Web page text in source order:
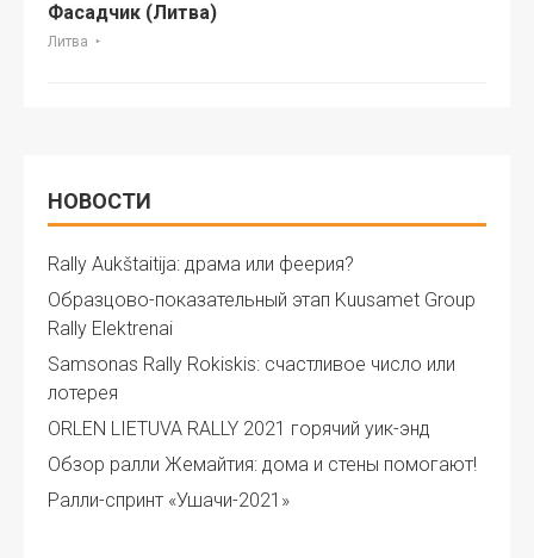
Фасадчик (Литва)
Литва
НОВОСТИ
Rally Aukštaitija: драма или феерия?
Образцово-показательный этап Kuusamet Group
Rally Elektrenai
Samsonas Rally Rokiskis: счастливое число или
лотерея
ORLEN LIETUVA RALLY 2021 горячий уик-энд
Обзор ралли Жемайтия: дома и стены помогают!
Ралли-спринт «Ушачи-2021»